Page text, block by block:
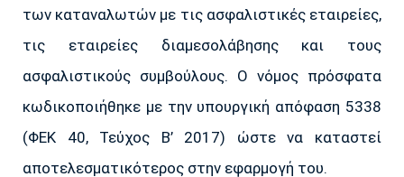
των καταναλωτών με τις ασφαλιστικές εταιρείες,
τις εταιρείες διαμεσολάβησης και τους
ασφαλιστικούς συμβούλους. Ο νόμος πρόσφατα
κωδικοποιήθηκε με την υπουργική απόφαση 5338
(ΦΕΚ 40, Τεύχος Β’ 2017) ώστε να καταστεί
αποτελεσματικότερος στην εφαρμογή του.